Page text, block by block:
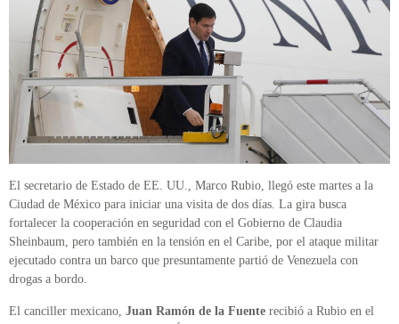
El secretario de Estado de EE. UU., Marco Rubio, llegó este martes a la
Ciudad de México para iniciar una visita de dos días. La gira busca
fortalecer la cooperación en seguridad con el Gobierno de Claudia
Sheinbaum, pero también en la tensión en el Caribe, por el ataque militar
ejecutado contra un barco que presuntamente partió de Venezuela con
drogas a bordo.
El canciller mexicano, Juan Ramón de la Fuente recibió a Rubio en el